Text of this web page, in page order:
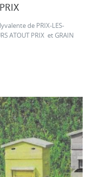
de PRIX-LES-
ATOUT PRIX et GRAIN